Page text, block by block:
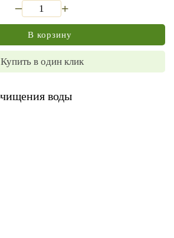
+
В корзину
Купить в один клик